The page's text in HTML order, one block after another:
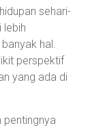
sehari-
lebih
hal.
perspektif
yang ada di
pentingnya